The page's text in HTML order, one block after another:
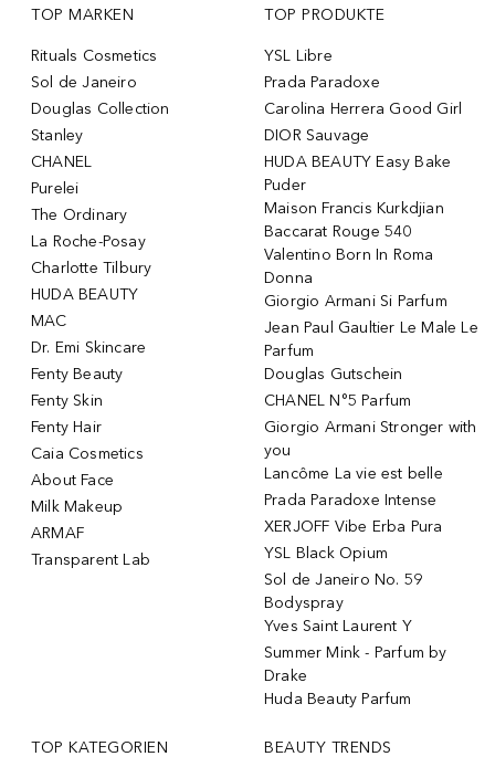
TOP MARKEN
Rituals Cosmetics
Sol de Janeiro
Douglas Collection
Stanley
CHANEL
Purelei
The Ordinary
La Roche-Posay
Charlotte Tilbury
HUDA BEAUTY
MAC
Dr. Emi Skincare
Fenty Beauty
Fenty Skin
Fenty Hair
Caia Cosmetics
About Face
Milk Makeup
ARMAF
Transparent Lab
TOP PRODUKTE
YSL Libre
Prada Paradoxe
Carolina Herrera Good Girl
DIOR Sauvage
HUDA BEAUTY Easy Bake
Puder
Maison Francis Kurkdjian
Baccarat Rouge 540
Valentino Born In Roma
Donna
Giorgio Armani Si Parfum
Jean Paul Gaultier Le Male Le
Parfum
Douglas Gutschein
CHANEL N°5 Parfum
Giorgio Armani Stronger with
you
Lancôme La vie est belle
Prada Paradoxe Intense
XERJOFF Vibe Erba Pura
YSL Black Opium
Sol de Janeiro No. 59
Bodyspray
Yves Saint Laurent Y
Summer Mink - Parfum by
Drake
Huda Beauty Parfum
TOP KATEGORIEN BEAUTY TRENDS